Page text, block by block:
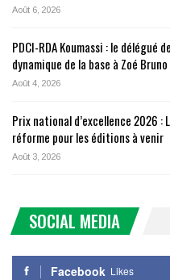
Août 6, 2026
PDCI-RDA Koumassi : le délégué
dynamique de la base à Zoé Bruno
Août 4, 2026
Prix national d’excellence 2026 :
réforme pour les éditions à venir
Août 3, 2026
SOCIAL MEDIA
Facebook Likes